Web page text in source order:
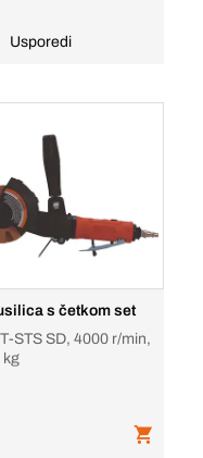
Usporedi
s četkom set
STS SD, 4000 r/min,
kg